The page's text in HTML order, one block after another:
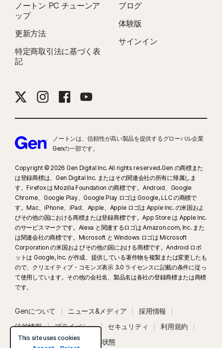
ノートン PC チューンア
ップ
更新方法
特定商取引法に基づく表
記
ブログ
体験版
サインイン
ノートンは、信頼性が高い製品を提供するグローバル企業
Genの一部です。
Copyright © 2026 Gen Digital Inc. All rights reserved.Gen の商標また
は登録商標は、Gen Digital Inc. またはその関連会社の所有に帰属しま
す。Firefox は Mozilla Foundation の商標です。Android、Google
Chrome、Google Play、Google Play ロゴは Google, LLC の商標で
す。Mac、iPhone、iPad、Apple、Apple ロゴは Apple Inc. の米国およ
びその他の国における商標または登録商標です。App Store は Apple Inc.
のサービスマークです。Alexa と関連するロゴは Amazon.com, Inc. また
は関連会社の商標です。Microsoft と Windows ロゴは Microsoft
Corporation の米国およびその他の国における商標です。Android ロボ
ットは Google, Inc. が作成、提供している著作物を複製または変更したも
ので、クリエイティブ・コモンズ表示 3.0 ライセンスに記載の条件に従っ
て使用しています。その他の会社名、製品名は各社の登録商標または商標
です。
Genについて ニュース&メディア
採用情報
法的情報
プライバシー セキュリティ
利用規約
ユーザー補助
システムの状態
This site uses cookies